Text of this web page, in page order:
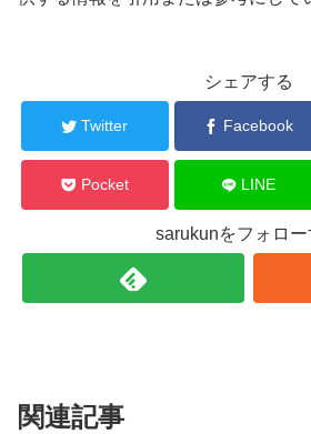
シェアする
Twitter Facebook
Pocket LINE
sarukunをフォロー
関連記事